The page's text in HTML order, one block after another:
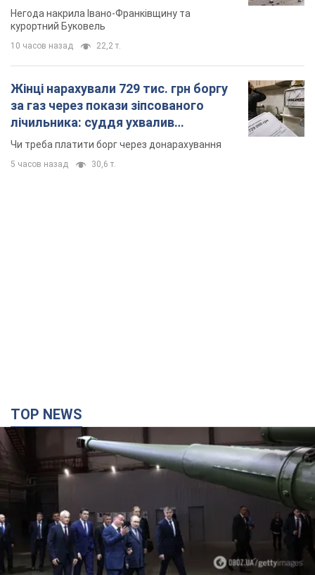
Відео
Негода накрила Івано-Франківщину та
курортний Буковель
10 часов назад 22,2 т.
Жінці нарахували 729 тис. грн боргу
за газ через покази зіпсованого
лічильника: суддя ухвалив
неочікуване рішення
Чи треба платити борг через донарахування
5 часов назад 30,6 т.
TOP NEWS